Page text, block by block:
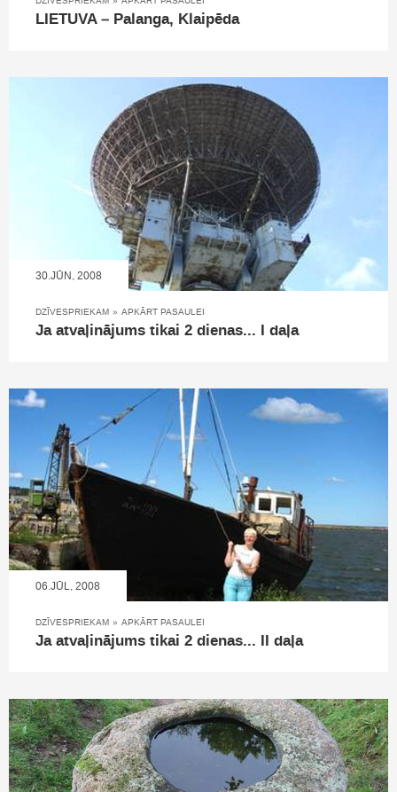
LIETUVA – Palanga, Klaipēda
30.JŪN, 2008
DZĪVESPRIEKAM » APKĀRT PASAULEI
Ja atvaļinājums tikai 2 dienas... I daļa
06.JŪL, 2008
DZĪVESPRIEKAM » APKĀRT PASAULEI
Ja atvaļinājums tikai 2 dienas... II daļa